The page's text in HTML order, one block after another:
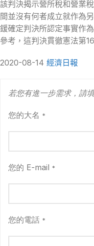
該判決揭示營所稅和營業
間並沒有何者成立就作為
鍰確定判決所認定事實作
參考，這判決貫徹憲法第
2020-08-14 經濟日報
若您有進一步需求，請
您的大名 *
您的 E-mail *
您的電話 *